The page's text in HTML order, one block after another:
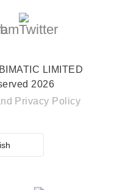
LIMITED
2026
Privacy Policy